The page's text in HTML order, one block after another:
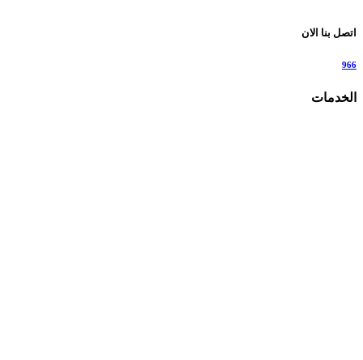
اتصل بنا الان
966
الخدمات